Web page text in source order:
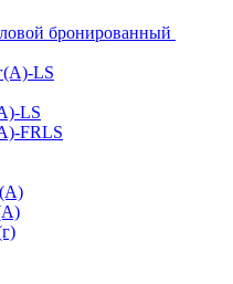
бронированный
LS
LS
FRLS